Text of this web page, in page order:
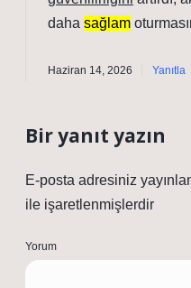
daha sağlam
Haziran 14, 2026 Yanıtla
Bir yanıt yazın
E-posta adresiniz
ile işaretlenmişlerdir
Yorum